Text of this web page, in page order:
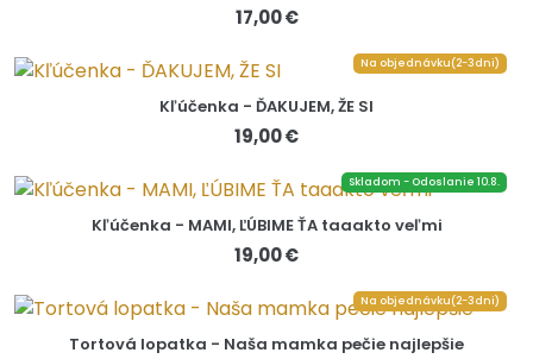
17,00 €
Na objednávku(2-3dni)
Kľúčenka - ĎAKUJEM, ŽE SI
19,00 €
Skladom - Odoslanie 10.8.
Kľúčenka - MAMI, ĽÚBIME ŤA taaakto veľmi
19,00 €
Na objednávku(2-3dni)
Tortová lopatka - Naša mamka pečie najlepšie